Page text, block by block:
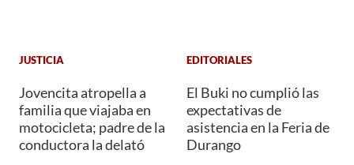
JUSTICIA
Jovencita atropella a
familia que viajaba en
motocicleta; padre de la
conductora la delató
EDITORIALES
El Buki no cumplió las
expectativas de
asistencia en la Feria de
Durango